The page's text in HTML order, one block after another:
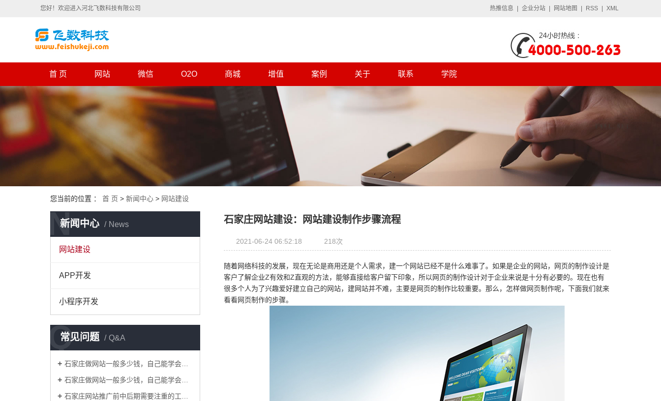
您好！欢迎进入河北飞数科技有限公司 热推信息 企业分站 网站地图 RSS XML
首 页 网站 微信 O2O 商城 增值 案例 关于 联系 学院
您当前的位置 ： 首 页 > 新闻中心 > 网站建设
新闻中心 News
N
网站建设
APP开发
小程序开发
常见问题 Q&A
Q
石家庄做网站一般多少钱，自己能学会吗？
石家庄做网站一般多少钱，自己能学会吗？
石家庄网站推广前中后期需要注重的工作有哪些？
石家庄网站建设：网站建设制作步骤流程
2021-06-24 06:52:18 218次
随着网络科技的发展，现在无论是商用还是个人需求，建一个网站已经不是什么难事了。如果是企业的网站，网页的制作设计是
客户了解企业Z有效和Z直观的方法，能够直接给客户留下印象，所以网页的制作设计对于企业来说是十分有必要的。现在也有
很多个人为了兴趣爱好建立自己的网站，建网站并不难，主要是网页的制作比较重要。那么，怎样做网页制作呢，下面我们就来
看看网页制作的步骤。